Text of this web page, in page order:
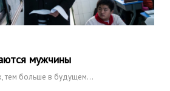
мужчины
тем больше в будущем…